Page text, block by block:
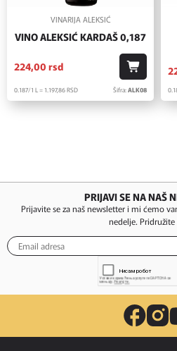
VINARIJA ALEKSIĆ
VINO ALEKSIĆ KARDAŠ 0,187
224,00 rsd
0.187/1 L = 1.197,86RSD Šifra:ALK08
PRIJAVI SE NA NAŠ
Prijavite se za naš newsletter i mi ćemo
nedelje.